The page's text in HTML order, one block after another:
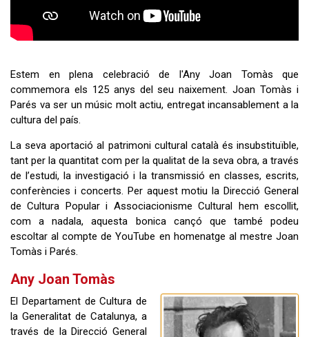
Estem en plena celebració de l'Any Joan Tomàs que
commemora els 125 anys del seu naixement. Joan Tomàs i
Parés va ser un músic molt actiu, entregat incansablement a la
cultura del país.
La seva aportació al patrimoni cultural català és insubstituïble,
tant per la quantitat com per la qualitat de la seva obra, a través
de l’estudi, la investigació i la transmissió en classes, escrits,
conferències i concerts. Per aquest motiu la Direcció General
de Cultura Popular i Associacionisme Cultural hem escollit,
com a nadala, aquesta bonica cançó que també podeu
escoltar al compte de YouTube en homenatge al mestre Joan
Tomàs i Parés.
Any Joan Tomàs
El Departament de Cultura de
la Generalitat de Catalunya, a
través de la Direcció General